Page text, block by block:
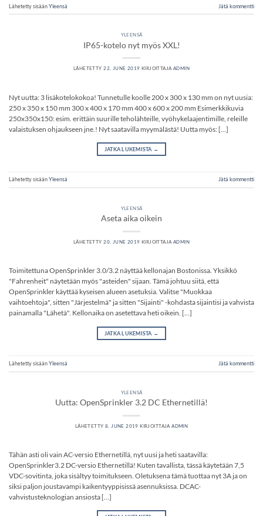
Lähetetty sisäänYleensä Jätä kommentti
YLEENSÄ
IP65-kotelo nyt myös XXL!
LÄHETETTY22. JUNE 2019 KIRJOITTAJA ADMIN
Nyt uutta: 3 lisäkotelokokoa! Tunnetulle koolle 200 x 300 x 130 mm on nyt uusia:
250 x 350 x 150 mm 300 x 400 x 170 mm 400 x 600 x 200 mm Esimerkkikuvia
250x350x150: esim. erittäin suurille teholähteille, vyöhykelaajentimille, releille
valaistuksen ohjaukseen jne.! Nyt saatavilla myymälästä! Uutta myös: […]
JATKA LUKEMISTA →
Lähetetty sisäänYleensä Jätä kommentti
YLEENSÄ
Aseta aika oikein
LÄHETETTY20. JUNE 2019 KIRJOITTAJA ADMIN
Toimitettuna OpenSprinkler 3.0/3.2 näyttää kellonajan Bostonissa. Yksikkö
"Fahrenheit" näytetään myös "asteiden" sijaan. Tämä johtuu siitä, että
OpenSprinkler käyttää kyseisen alueen asetuksia. Valitse "Muokkaa
vaihtoehtoja", sitten "Järjestelmä" ja sitten "Sijainti" -kohdasta sijaintisi ja vahvista
painamalla "Lähetä". Kellonaika on asetettava heti oikein. […]
JATKA LUKEMISTA →
Lähetetty sisäänYleensä Jätä kommentti
YLEENSÄ
Uutta: OpenSprinkler 3.2 DC Ethernetillä!
LÄHETETTY 8. JUNE 2019 KIRJOITTAJAADMIN
Tähän asti oli vain AC-versio Ethernetillä, nyt uusi ja heti saatavilla:
OpenSprinkler3.2 DC-versio Ethernetillä! Kuten tavallista, tässä käytetään 7,5
VDC-sovitinta, joka sisältyy toimitukseen. Oletuksena tämä tuottaa nyt 3A ja on
siksi paljon joustavampi kaikentyyppisissä asennuksissa. DCAC-
vahvistusteknologian ansiosta […]